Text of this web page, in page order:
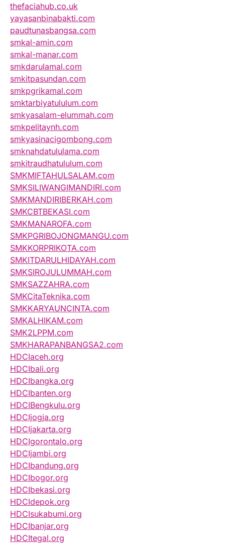
thefaciahub.co.uk
yayasanbinabakti.com
paudtunasbangsa.com
smkal-amin.com
smkal-manar.com
smkdarulamal.com
smkitpasundan.com
smkpgrikamal.com
smktarbiyatululum.com
smkyasalam-elummah.com
smkpelitaynh.com
smkyasinacigombong.com
smknahdatululama.com
smkitraudhatululum.com
SMKMIFTAHULSALAM.com
SMKSILIWANGIMANDIRI.com
SMKMANDIRIBERKAH.com
SMKCBTBEKASI.com
SMKMANAROFA.com
SMKPGRIBOJONGMANGU.com
SMKKORPRIKOTA.com
SMKITDARULHIDAYAH.com
SMKSIROJULUMMAH.com
SMKSAZZAHRA.com
SMKCitaTeknika.com
SMKKARYAUNCINTA.com
SMKALHIKAM.com
SMK2LPPM.com
SMKHARAPANBANGSA2.com
HDCIaceh.org
HDCIbali.org
HDCIbangka.org
HDCIbanten.org
HDCIBengkulu.org
HDCIjogja.org
HDCIjakarta.org
HDCIgorontalo.org
HDCIjambi.org
HDCIbandung.org
HDCIbogor.org
HDCIbekasi.org
HDCIdepok.org
HDCIsukabumi.org
HDCIbanjar.org
HDCItegal.org